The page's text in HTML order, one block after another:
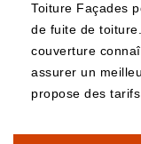
Toiture Façades
de fuite de
couverture
assurer un
propose des